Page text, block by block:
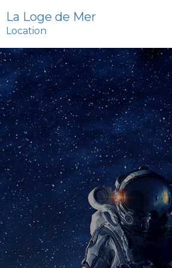
La Loge de Mer
Location